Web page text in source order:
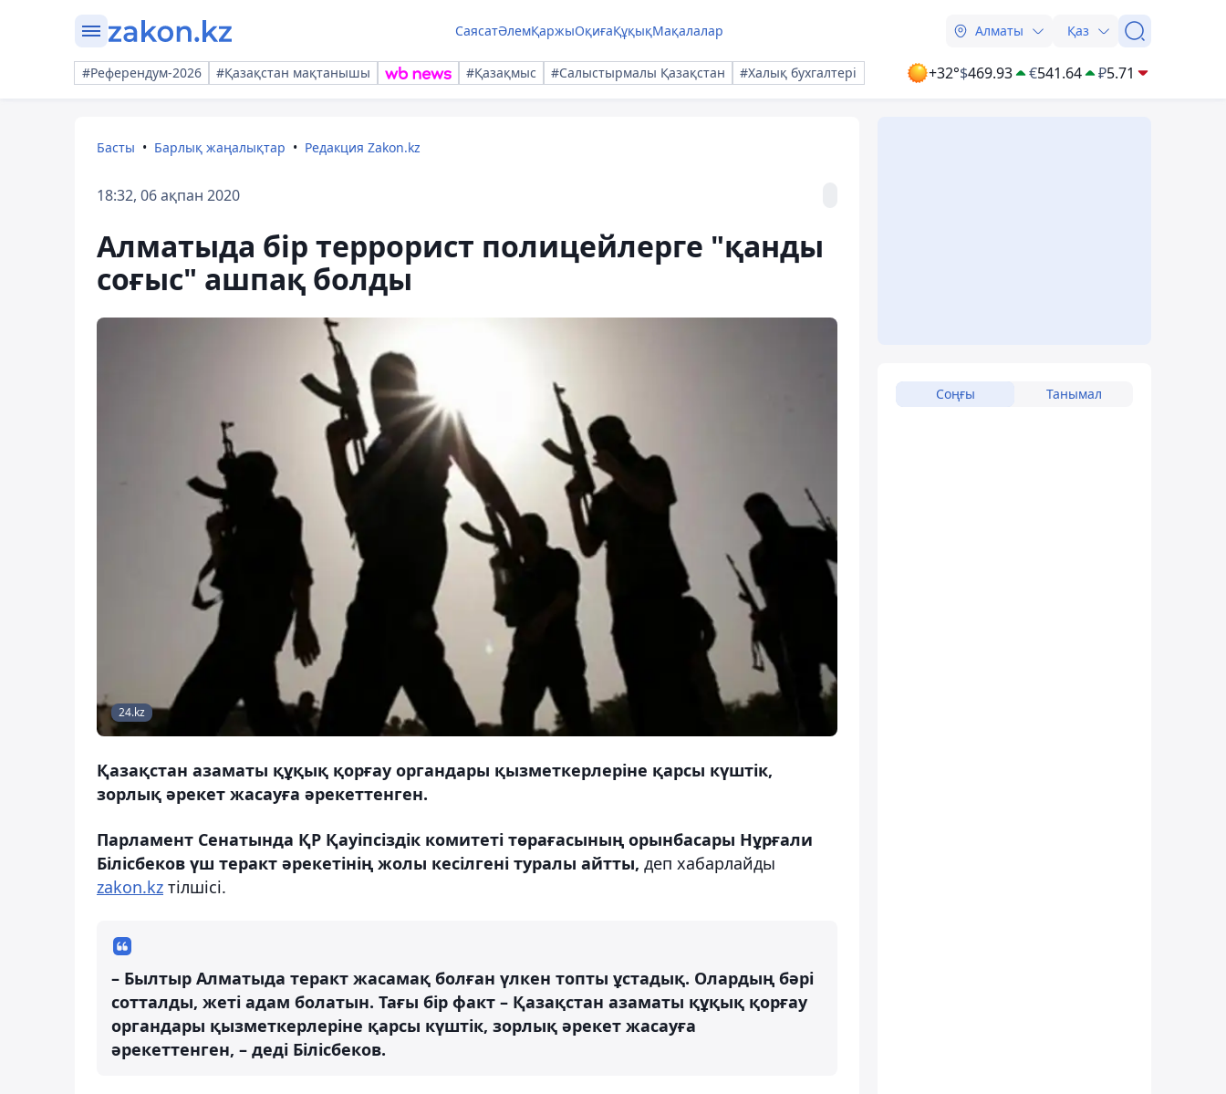
СаясатӘлемҚаржыОқиғаҚұқықМақалалар Алматы Қаз
#Референдум-2026 #Қазақстан мақтанышы #Қазақмыс #Салыстырмалы Қазақстан #Халық бухгалтері +32°$469.93 €541.64 ₽5.71
Басты Барлық жаңалықтар Редакция Zakon.kz
18:32, 06 ақпан 2020
Алматыда бір террорист полицейлерге "қанды
соғыс" ашпақ болды
24.kz
Қазақстан азаматы құқық қорғау органдары қызметкерлеріне қарсы күштік,
зорлық әрекет жасауға әрекеттенген.
Парламент Сенатында ҚР Қауіпсіздік комитеті төрағасының орынбасары Нұрғали
Білісбеков үш теракт әрекетінің жолы кесілгені туралы айтты, деп хабарлайды
zakon.kz тілшісі.
– Былтыр Алматыда теракт жасамақ болған үлкен топты ұстадық. Олардың бәрі
сотталды, жеті адам болатын. Тағы бір факт – Қазақстан азаматы құқық қорғау
органдары қызметкерлеріне қарсы күштік, зорлық әрекет жасауға
әрекеттенген, – деді Білісбеков.
Соңғы Танымал